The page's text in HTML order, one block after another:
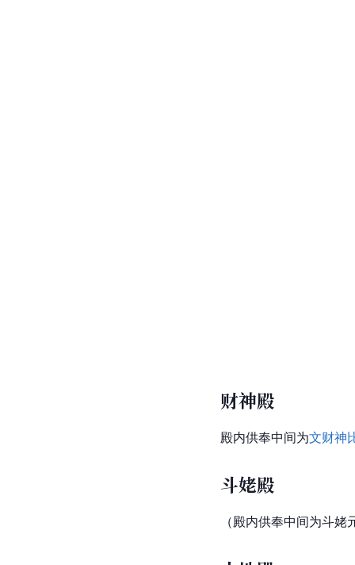
财神殿
殿内供奉中间为文财神
斗姥殿
（殿内供奉中间为斗姥